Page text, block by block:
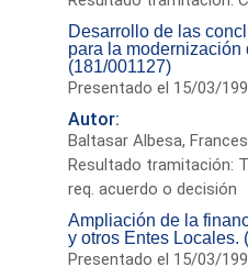
Desarrollo de las
para la modernización
(181/001127)
Presentado el 15/03/
Autor:
Baltasar Albesa,
Resultado tramitación:
req. acuerdo o decisión
Ampliación de la
y otros Entes Locales.
Presentado el 15/03/